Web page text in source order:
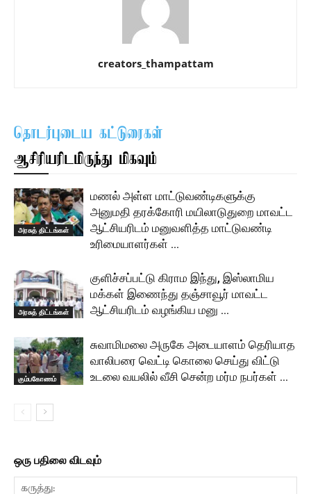
creators_thampattam
தொடர்புடைய கட்டுரைகள்
ஆசிரியரிடமிருந்து மிகவும்
அரசுத் திட்டங்கள்
மணல் அள்ள மாட்டுவண்டிகளுக்கு
அனுமதி தரக்கோரி மயிலாடுதுறை மாவட்ட
ஆட்சியரிடம் மனுவளித்த மாட்டுவண்டி
உரிமையாளர்கள் …
அரசுத் திட்டங்கள்
குளிச்சப்பட்டு கிராம இந்து, இஸ்லாமிய
மக்கள் இணைந்து தஞ்சாவூர் மாவட்ட
ஆட்சியரிடம் வழங்கிய மனு …
கும்பகோணம்
சுவாமிமலை அருகே அடையாளம் தெரியாத
வாலிபரை வெட்டி கொலை செய்து விட்டு
உடலை வயலில் வீசி சென்ற மர்ம நபர்கள் …
ஒரு பதிலை விடவும்